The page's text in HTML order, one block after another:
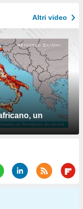
Altri video
un